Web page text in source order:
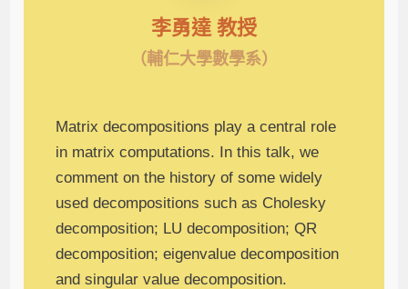
李勇達 教授
（輔仁大學數學系）
Matrix decompositions play a central role
in matrix computations. In this talk, we
comment on the history of some widely
used decompositions such as Cholesky
decomposition; LU decomposition; QR
decomposition; eigenvalue decomposition
and singular value decomposition.